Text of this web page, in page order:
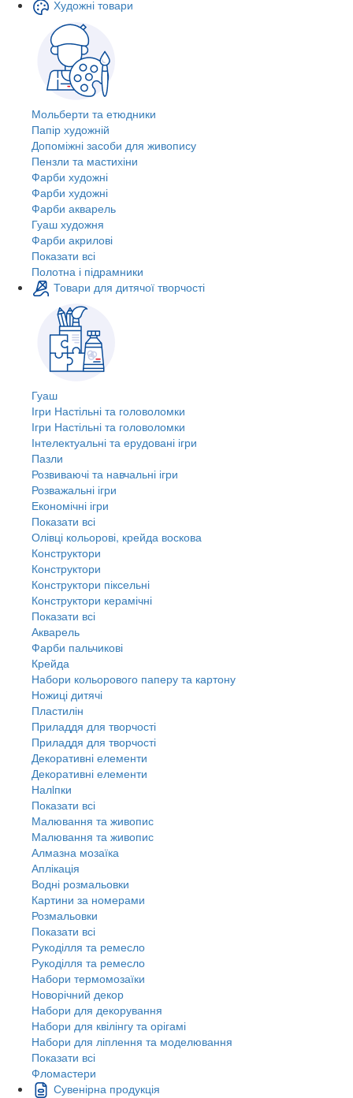
Художні товари
Мольберти та етюдники
Папір художній
Допоміжні засоби для живопису
Пензли та мастихіни
Фарби художні
Фарби художні
Фарби акварель
Гуаш художня
Фарби акрилові
Показати всі
Полотна і підрамники
Товари для дитячої творчості
Гуаш
Ігри Настільні та головоломки
Ігри Настільні та головоломки
Інтелектуальні та ерудовані ігри
Пазли
Розвиваючі та навчальні ігри
Розважальні ігри
Економічні ігри
Показати всі
Олівці кольорові, крейда воскова
Конструктори
Конструктори
Конструктори піксельні
Конструктори керамічні
Показати всі
Акварель
Фарби пальчикові
Крейда
Набори кольорового паперу та картону
Ножиці дитячі
Пластилін
Приладдя для творчості
Приладдя для творчості
Декоративні елементи
Декоративні елементи
Налiпки
Показати всі
Малювання та живопис
Малювання та живопис
Алмазна мозаїка
Аплікація
Водні розмальовки
Картини за номерами
Розмальовки
Показати всі
Рукоділля та ремесло
Рукоділля та ремесло
Набори термомозаїки
Новорічний декор
Набори для декорування
Набори для квілінгу та орігамі
Набори для ліплення та моделювання
Показати всі
Фломастери
Сувенірна продукція